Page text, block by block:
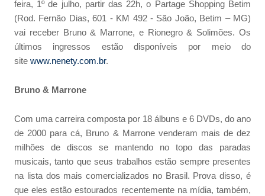
feira, 1º de julho, partir das 22h, o Partage Shopping Betim
(Rod. Fernão Dias, 601 - KM 492 - São João, Betim – MG)
vai receber Bruno & Marrone, e Rionegro & Solimões. Os
últimos ingressos estão disponíveis por meio do
site www.nenety.com.br.
Bruno & Marrone
Com uma carreira composta por 18 álbuns e 6 DVDs, do ano
de 2000 para cá, Bruno & Marrone venderam mais de dez
milhões de discos se mantendo no topo das paradas
musicais, tanto que seus trabalhos estão sempre presentes
na lista dos mais comercializados no Brasil. Prova disso, é
que eles estão estourados recentemente na mídia, também,